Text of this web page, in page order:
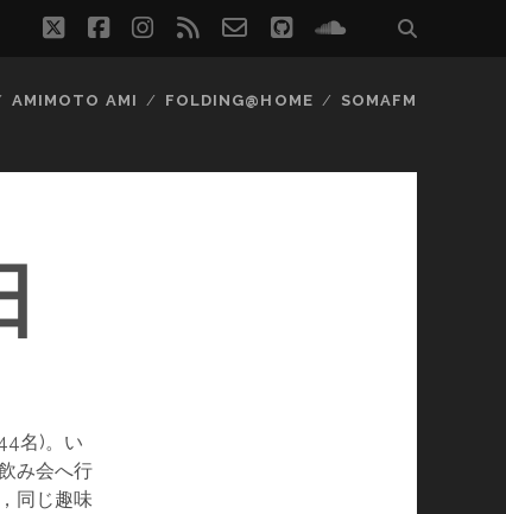
twitterfacebookinstagram
rss email-githubsoundcloud
AMIMOTO AMI FOLDING@HOME SOMAFM
名)。い
み会へ行
同じ趣味